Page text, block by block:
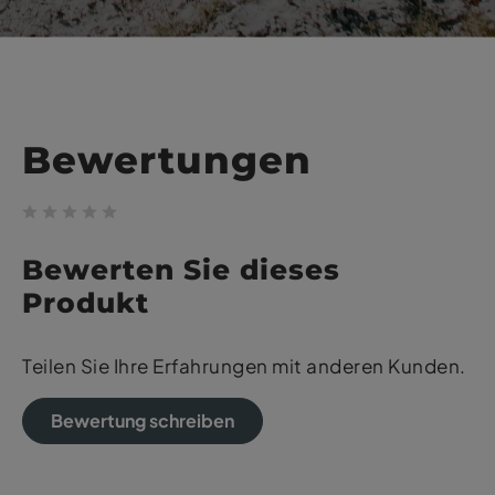
Bewertungen
Bewerten Sie dieses
Produkt
Teilen Sie Ihre Erfahrungen mit anderen Kunden.
Bewertung schreiben